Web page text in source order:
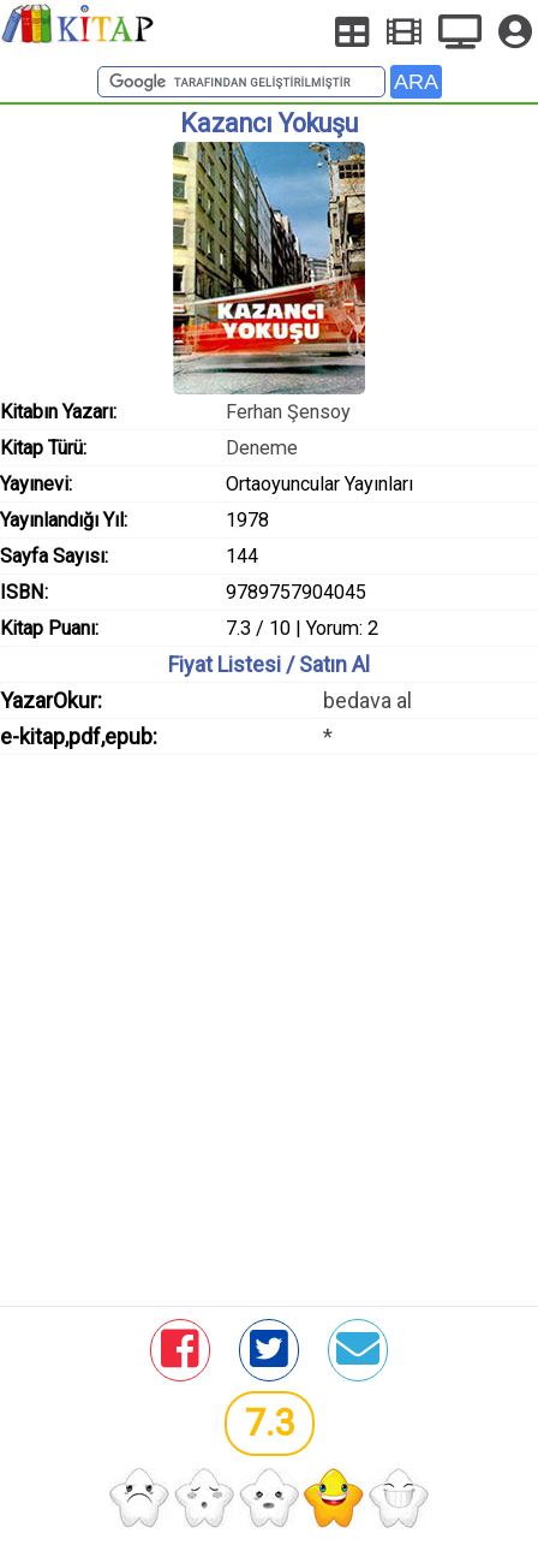
Kazancı Yokuşu
Kitabın Yazarı:
Ferhan Şensoy
Kitap Türü:
Deneme
Yayınevi:
Ortaoyuncular Yayınları
Yayınlandığı Yıl:
1978
Sayfa Sayısı:
144
ISBN:
9789757904045
Kitap Puanı:
7.3 / 10 | Yorum: 2
Fiyat Listesi / Satın Al
YazarOkur:
bedava al
e-kitap,pdf,epub:
*
7.3